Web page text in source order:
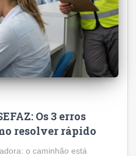
Os 3 erros
resolver rápido
o caminhão está